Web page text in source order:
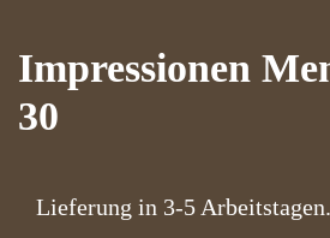
Impressionen
30
Lieferung in 3-5 Arbeitstagen.